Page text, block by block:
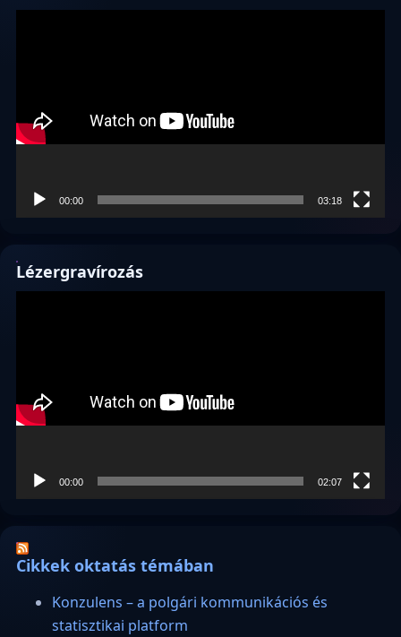
00:00 03:18
Lézergravírozás
00:00 02:07
Cikkek oktatás témában
Konzulens – a polgári kommunikációs és
statisztikai platform